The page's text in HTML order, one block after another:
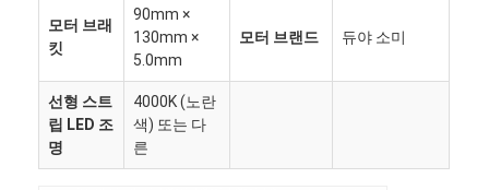
알루미늄 지붕창 담쟁이 등으로 덮인 정자
자동화된 알루미늄 담쟁이 등으로 덮인 정자
뻗을 수 있는 직물 페르골라
모터 브래
킷
90mm ×
130mm ×
5.0mm
모터 브랜드 듀야 소미
선형 스트
립 LED 조
명
4000K (노란
색) 또는 다
른